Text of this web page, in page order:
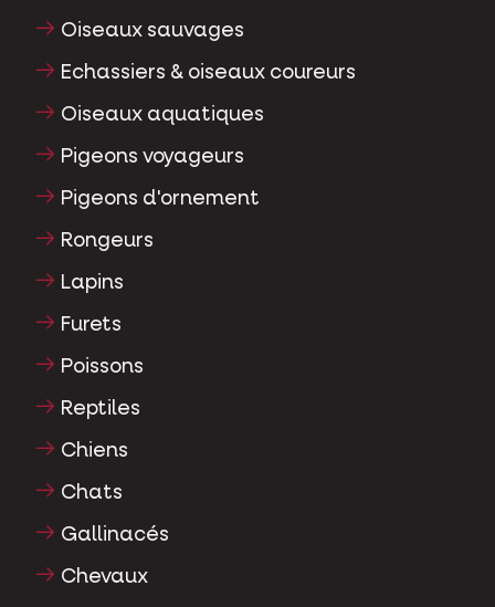
Oiseaux sauvages
Echassiers & oiseaux coureurs
Oiseaux aquatiques
Pigeons voyageurs
Pigeons d'ornement
Rongeurs
Lapins
Furets
Poissons
Reptiles
Chiens
Chats
Gallinacés
Chevaux